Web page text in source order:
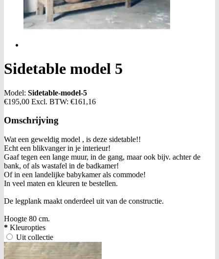
Sidetable model 5
Model: Sidetable-model-5
€195,00 Excl. BTW: €161,16
Omschrijving
Wat een geweldig model , is deze sidetable!!
Echt een blikvanger in je interieur!
Gaaf tegen een lange muur, in de gang, maar ook bijv. achter de
bank, of als wastafel in de badkamer!
Of in een landelijke babykamer als commode!
In veel maten en kleuren te bestellen.
De legplank maakt onderdeel uit van de constructie.
Hoogte 80 cm.
* Kleuropties
Uit collectie